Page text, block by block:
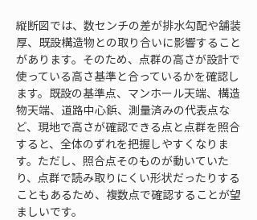
縦断図では、数センチの差が排水勾配や舗装
厚、既設構造物との取り合いに影響すること
があります。そのため、点群の高さが設計で
使っている高さ基準と合っているかを確認し
ます。既設の基準点、マンホール天端、構造
物天端、道路中心鋲、測量済みの代表点な
ど、現地で高さが確認できる点と点群を照合
すると、全体のずれを把握しやすくなりま
す。ただし、照合点そのものが動いていた
り、点群で読み取りにくい形状だったりする
こともあるため、複数点で確認することが望
ましいです。